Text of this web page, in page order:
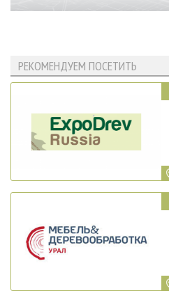
РЕКОМЕНДУЕМ ПОСЕТИТЬ